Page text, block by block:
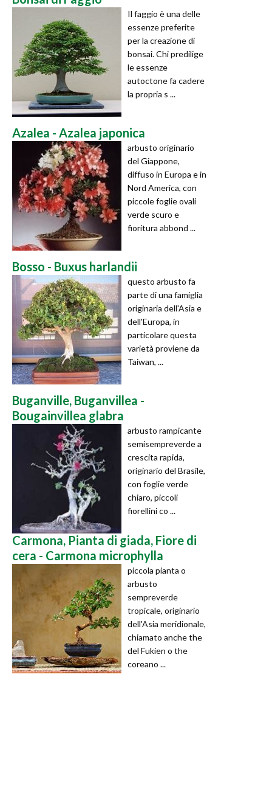
Il faggio è una delle
essenze preferite
per la creazione di
bonsai. Chi predilige
le essenze
autoctone fa cadere
la propria s ...
Azalea - Azalea japonica
arbusto originario
del Giappone,
diffuso in Europa e in
Nord America, con
piccole foglie ovali
verde scuro e
fioritura abbond ...
Bosso - Buxus harlandii
questo arbusto fa
parte di una famiglia
originaria dell'Asia e
dell'Europa, in
particolare questa
varietà proviene da
Taiwan, ...
Buganville, Buganvillea -
Bougainvillea glabra
arbusto rampicante
semisempreverde a
crescita rapida,
originario del Brasile,
con foglie verde
chiaro, piccoli
fiorellini co ...
Carmona, Pianta di giada, Fiore di
cera - Carmona microphylla
piccola pianta o
arbusto
sempreverde
tropicale, originario
dell'Asia meridionale,
chiamato anche the
del Fukien o the
coreano ...